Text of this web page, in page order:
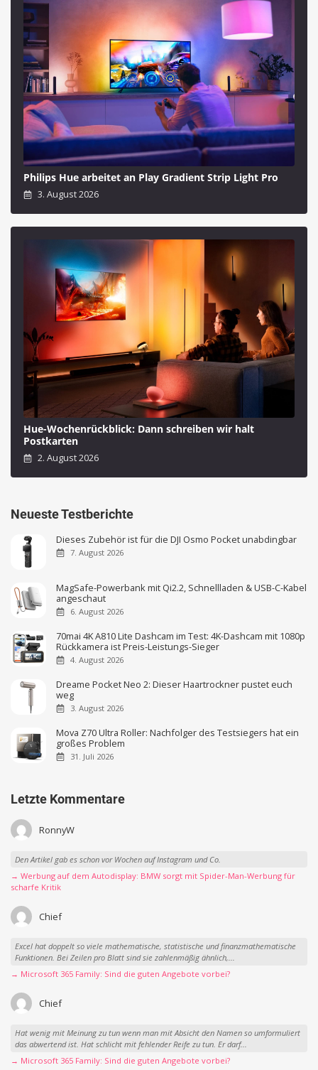
Philips Hue arbeitet an Play Gradient Strip Light Pro
3. August 2026
Hue-Wochenrückblick: Dann schreiben wir halt
Postkarten
2. August 2026
Neueste Testberichte
Dieses Zubehör ist für die DJI Osmo Pocket unabdingbar
7. August 2026
MagSafe-Powerbank mit Qi2.2, Schnellladen & USB-C-Kabel
angeschaut
6. August 2026
70mai 4K A810 Lite Dashcam im Test: 4K-Dashcam mit 1080p
Rückkamera ist Preis-Leistungs-Sieger
4. August 2026
Dreame Pocket Neo 2: Dieser Haartrockner pustet euch
weg
3. August 2026
Mova Z70 Ultra Roller: Nachfolger des Testsiegers hat ein
großes Problem
31. Juli 2026
Letzte Kommentare
RonnyW
Den Artikel gab es schon vor Wochen auf Instagram und Co.
→ Werbung auf dem Autodisplay: BMW sorgt mit Spider-Man-Werbung für
scharfe Kritik
Chief
Excel hat doppelt so viele mathematische, statistische und finanzmathematische
Funktionen. Bei Zeilen pro Blatt sind sie zahlenmäßig ähnlich,...
→ Microsoft 365 Family: Sind die guten Angebote vorbei?
Chief
Hat wenig mit Meinung zu tun wenn man mit Absicht den Namen so umformuliert
das abwertend ist. Hat schlicht mit fehlender Reife zu tun. Er darf...
→ Microsoft 365 Family: Sind die guten Angebote vorbei?